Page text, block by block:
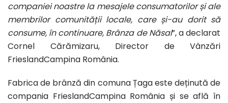
companiei noastre la mesajele consumatorilor și ale
membrilor comunității locale, care și-au dorit să
consume, în continuare, Brânza de Năsal”, a declarat
Cornel Cărămizaru, Director de Vânzări
FrieslandCampina România.
Fabrica de brânză din comuna Țaga este deținută de
compania FrieslandCampina România și se află în